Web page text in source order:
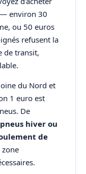
environ 30
ou 50 euros
refusent la
de transit,
du Nord et
1 euro est
De
pneus hiver ou
de